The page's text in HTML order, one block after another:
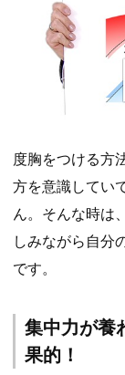
度胸をつける方
方を意識してい
ん。そんな時は
しみながら自分
です。
集中力が養
果的！